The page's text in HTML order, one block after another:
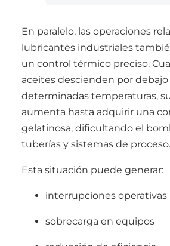
En paralelo, las operaciones
lubricantes industriales
un control térmico preciso.
aceites descienden por debajo
determinadas temperaturas,
aumenta hasta adquirir una
gelatinosa, dificultando el
tuberías y sistemas de proceso.
Esta situación puede generar:
interrupciones operativas
sobrecarga en equipos